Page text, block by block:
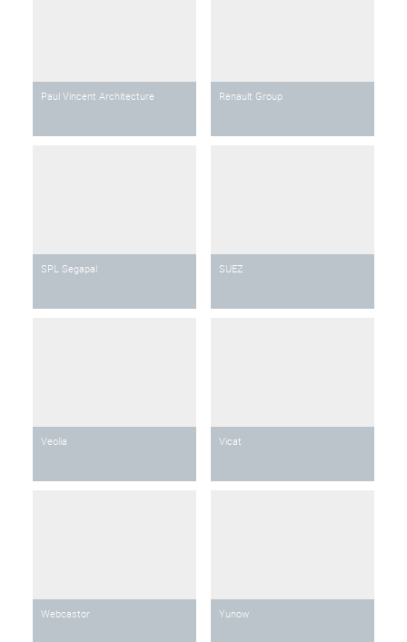
Paul Vincent Architecture Renault Group
SPL Segapal SUEZ
Veolia Vicat
Webcastor Yunow